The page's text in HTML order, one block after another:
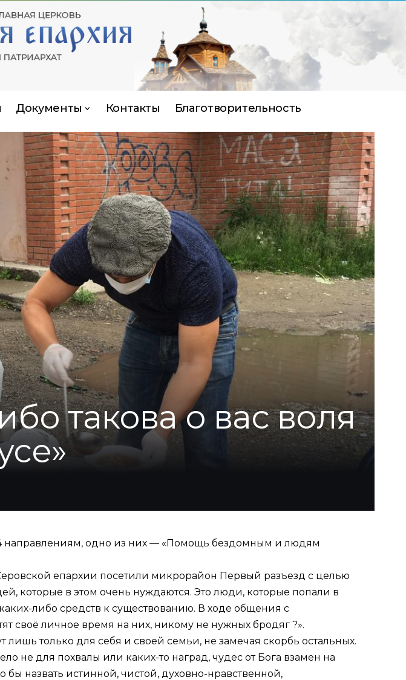
Документы Контакты Благотворительность
такова о вас воля
направлениям, одно из них — «Помощь бездомным и людям
епархии посетили микрорайон Первый разъезд с целью
которые в этом очень нуждаются. Это люди, которые попали в
либо средств к существованию. В ходе общения с
своё личное время на них, никому не нужных бродяг ?».
только для себя и своей семьи, не замечая скорбь остальных.
для похвалы или каких-то наград, чудес от Бога взамен на
бы назвать истинной, чистой, духовно-нравственной,